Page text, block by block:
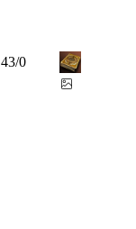
43/0